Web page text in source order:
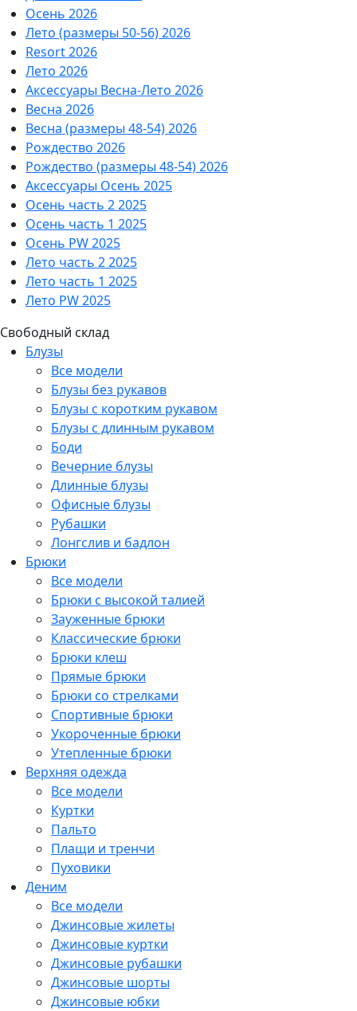
Осень 2026
Лето (размеры 50-56) 2026
Resort 2026
Лето 2026
Аксессуары Весна-Лето 2026
Весна 2026
Весна (размеры 48-54) 2026
Рождество 2026
Рождество (размеры 48-54) 2026
Аксессуары Осень 2025
Осень часть 2 2025
Осень часть 1 2025
Осень PW 2025
Лето часть 2 2025
Лето часть 1 2025
Лето PW 2025
Свободный склад
Блузы
Все модели
Блузы без рукавов
Блузы с коротким рукавом
Блузы с длинным рукавом
Боди
Вечерние блузы
Длинные блузы
Офисные блузы
Рубашки
Лонгслив и бадлон
Брюки
Все модели
Брюки с высокой талией
Зауженные брюки
Классические брюки
Брюки клеш
Прямые брюки
Брюки со стрелками
Спортивные брюки
Укороченные брюки
Утепленные брюки
Верхняя одежда
Все модели
Куртки
Пальто
Плащи и тренчи
Пуховики
Деним
Все модели
Джинсовые жилеты
Джинсовые куртки
Джинсовые рубашки
Джинсовые шорты
Джинсовые юбки